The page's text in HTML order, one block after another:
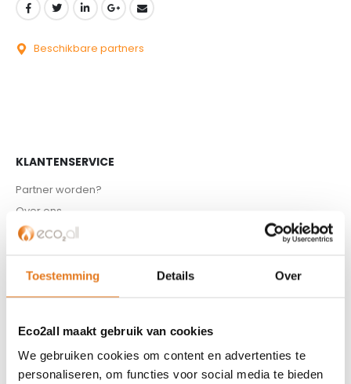
Toestemming Details Over
Eco2all maakt gebruik van cookies
We gebruiken cookies om content en advertenties te
personaliseren, om functies voor social media te bieden
Beschikbare partners
KLANTENSERVICE
Partner worden?
Over ons
Referenties
Algemene voorwaarden
ISDE-subsidie
Contact
ASSORTIMENT